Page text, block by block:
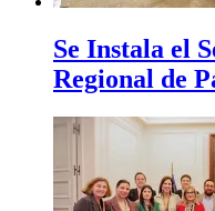
Se Instala el
Regional de